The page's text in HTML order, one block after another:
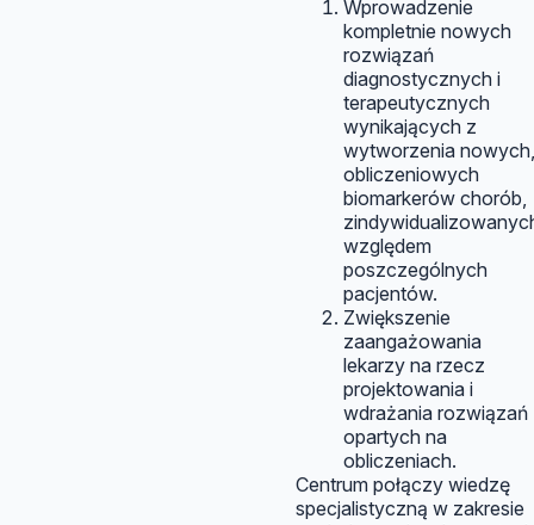
Wprowadzenie
kompletnie nowych
rozwiązań
diagnostycznych i
terapeutycznych
wynikających z
wytworzenia nowych,
obliczeniowych
biomarkerów chorób,
względem
poszczególnych
pacjentów.
Zwiększenie
zaangażowania
lekarzy na rzecz
projektowania i
wdrażania rozwiązań
opartych na
obliczeniach.
Centrum połączy wiedzę
specjalistyczną w zakresie